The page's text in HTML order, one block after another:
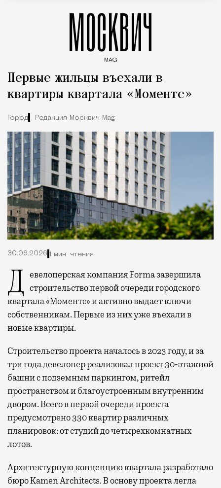
МОСКВИЧ
MAG
Первые жильцы въехали в
квартиры квартала «Моментс»
Город Редакция Москвич Mag
30.06.2026 1 мин. чтения
Девелоперская компания Forma завершила строительство первой очереди городского
квартала «Моментс» и активно выдает ключи
собственникам. Первые из них уже въехали в
новые квартиры.
Строительство проекта началось в 2023 году, и за
три года девелопер реализовал проект 30-этажной
башни с подземным паркингом, ритейл
пространством и благоустроенным внутренним
двором. Всего в первой очереди проекта
предусмотрено 330 квартир различных
планировок: от студий до четырехкомнатных
лотов.
Архитектурную концепцию квартала разработало
бюро Kamen Architects. В основу проекта легла